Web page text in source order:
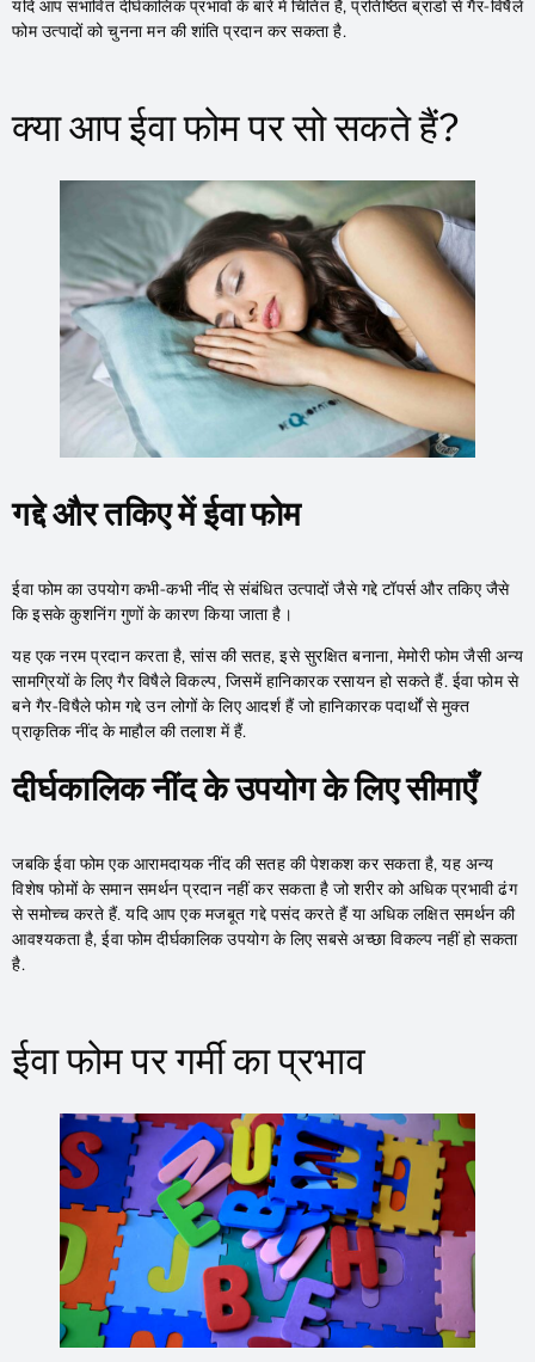
यदि आप संभावित दीर्घकालिक प्रभावों के बारे में चिंतित हैं, प्रतिष्ठित ब्रांडों से गैर-विषैले
फोम उत्पादों को चुनना मन की शांति प्रदान कर सकता है.
क्या आप ईवा फोम पर सो सकते हैं?
गद्दे और तकिए में ईवा फोम
ईवा फोम का उपयोग कभी-कभी नींद से संबंधित उत्पादों जैसे गद्दे टॉपर्स और तकिए जैसे
कि इसके कुशनिंग गुणों के कारण किया जाता है।
यह एक नरम प्रदान करता है, सांस की सतह, इसे सुरक्षित बनाना, मेमोरी फोम जैसी अन्य
सामग्रियों के लिए गैर विषैले विकल्प, जिसमें हानिकारक रसायन हो सकते हैं. ईवा फोम से
बने गैर-विषैले फोम गद्दे उन लोगों के लिए आदर्श हैं जो हानिकारक पदार्थों से मुक्त
प्राकृतिक नींद के माहौल की तलाश में हैं.
दीर्घकालिक नींद के उपयोग के लिए सीमाएँ
जबकि ईवा फोम एक आरामदायक नींद की सतह की पेशकश कर सकता है, यह अन्य
विशेष फोमों के समान समर्थन प्रदान नहीं कर सकता है जो शरीर को अधिक प्रभावी ढंग
से समोच्च करते हैं. यदि आप एक मजबूत गद्दे पसंद करते हैं या अधिक लक्षित समर्थन की
आवश्यकता है, ईवा फोम दीर्घकालिक उपयोग के लिए सबसे अच्छा विकल्प नहीं हो सकता
है.
ईवा फोम पर गर्मी का प्रभाव